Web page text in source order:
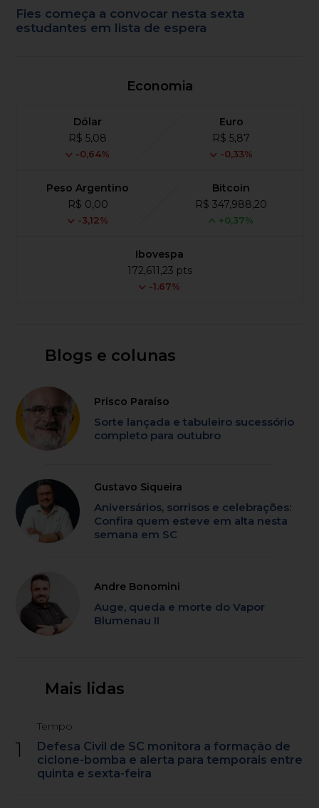
Fies começa a convocar nesta sexta
estudantes em lista de espera
Economia
Dólar
R$ 5,08
-0,64%
Euro
R$ 5,87
-0,33%
Peso Argentino
R$ 0,00
-3,12%
Bitcoin
R$ 347,988,20
+0,37%
Ibovespa
172,611,23 pts
-1.67%
Blogs e colunas
Prisco Paraíso
Sorte lançada e tabuleiro sucessório
completo para outubro
Gustavo Siqueira
Aniversários, sorrisos e celebrações:
Confira quem esteve em alta nesta
semana em SC
Andre Bonomini
Auge, queda e morte do Vapor
Blumenau II
Mais lidas
1
Tempo
Defesa Civil de SC monitora a formação de
ciclone-bomba e alerta para temporais entre
quinta e sexta-feira